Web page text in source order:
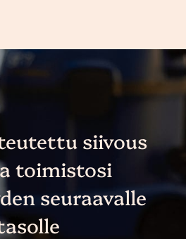
siivous
toimistosi
seuraavalle